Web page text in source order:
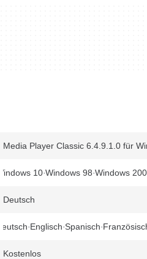
Media Player Classic 6.4.9.1.0 für
Windows 10 Windows 98 Windows
Deutsch
Deutsch Englisch Spanisch
Kostenlos